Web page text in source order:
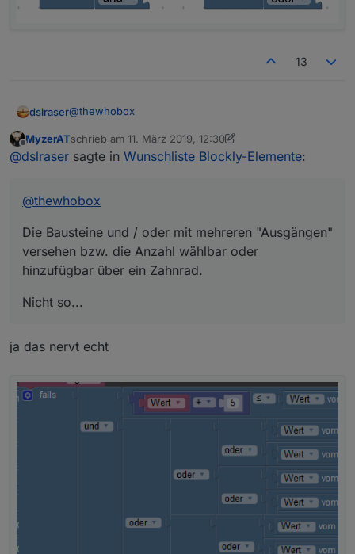
"Alle Instanzen" sayit Blockly Element
13
dslraser@thewhobox
Die Bausteine und / oder mit mehreren "Ausgängen"
versehen bzw. die Anzahl wählbar oder hinzufügbar
Offline
MyzerATschrieb am 11. März 2019, 12:30
zuletzt editiert von MyzerAT3. Nov. 2019, 13:39
@dslraser sagte in Wunschliste Blockly-Elemente:
@thewhobox
Die Bausteine und / oder mit mehreren "Ausgängen"
versehen bzw. die Anzahl wählbar oder
hinzufügbar über ein Zahnrad.
Nicht so...
ja das nervt echt